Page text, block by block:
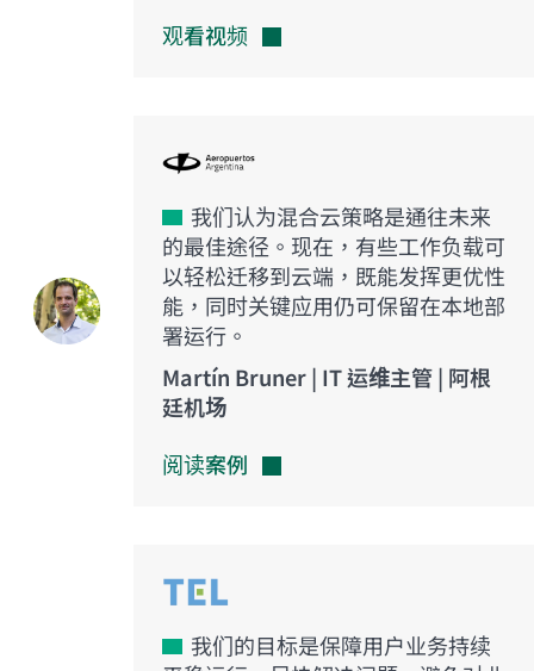
观看视频
我们认为混合云策略是通往未来
的最佳途径。现在，有些工作负载可
以轻松迁移到云端，既能发挥更优性
能，同时关键应用仍可保留在本地部
署运行。
Martín Bruner | IT 运维主管 | 阿根
廷机场
阅读案例
我们的目标是保障用户业务持续